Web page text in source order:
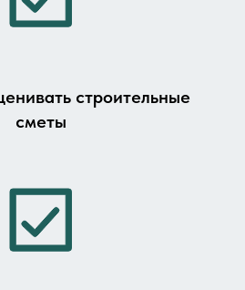
строительные
сметы